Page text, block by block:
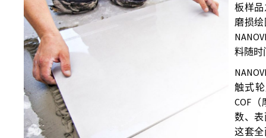
板样
磨损
料随时
触式
COF
数、
这套